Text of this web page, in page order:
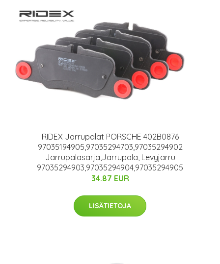
RIDEX Jarrupalat PORSCHE 402B0876
97035194905,97035294703,97035294902
Jarrupalasarja,Jarrupala, Levyjarru
97035294903,97035294904,97035294905
34.87 EUR
LISÄTIETOJA